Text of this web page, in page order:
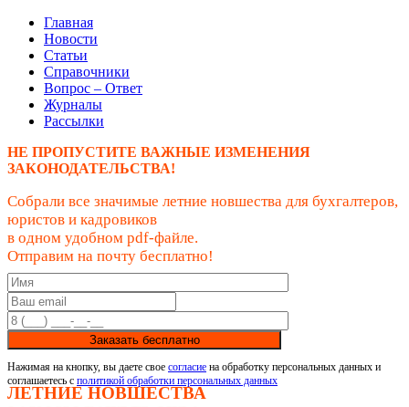
Главная
Новости
Статьи
Справочники
Вопрос – Ответ
Журналы
Рассылки
НЕ ПРОПУСТИТЕ ВАЖНЫЕ ИЗМЕНЕНИЯ
ЗАКОНОДАТЕЛЬСТВА!
Собрали все значимые летние новшества для бухгалтеров,
юристов и кадровиков
в одном удобном pdf-файле.
Отправим на почту бесплатно!
Заказать бесплатно
Нажимая на кнопку, вы даете свое согласие на обработку персональных данных и
соглашаетесь с политикой обработки персональных данных
ЛЕТНИЕ НОВШЕСТВА